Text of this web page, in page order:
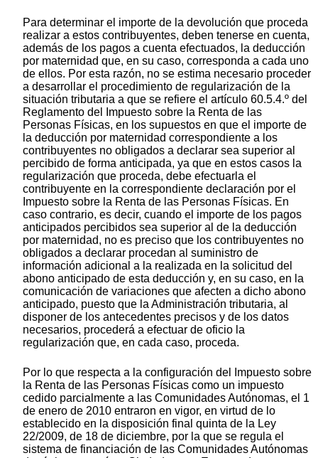
Para determinar el importe de la devolución que proceda
realizar a estos contribuyentes, deben tenerse en cuenta,
además de los pagos a cuenta efectuados, la deducción
por maternidad que, en su caso, corresponda a cada uno
de ellos. Por esta razón, no se estima necesario proceder
a desarrollar el procedimiento de regularización de la
situación tributaria a que se refiere el artículo 60.5.4.º del
Reglamento del Impuesto sobre la Renta de las
Personas Físicas, en los supuestos en que el importe de
la deducción por maternidad correspondiente a los
contribuyentes no obligados a declarar sea superior al
percibido de forma anticipada, ya que en estos casos la
regularización que proceda, debe efectuarla el
contribuyente en la correspondiente declaración por el
Impuesto sobre la Renta de las Personas Físicas. En
caso contrario, es decir, cuando el importe de los pagos
anticipados percibidos sea superior al de la deducción
por maternidad, no es preciso que los contribuyentes no
obligados a declarar procedan al suministro de
información adicional a la realizada en la solicitud del
abono anticipado de esta deducción y, en su caso, en la
comunicación de variaciones que afecten a dicho abono
anticipado, puesto que la Administración tributaria, al
disponer de los antecedentes precisos y de los datos
necesarios, procederá a efectuar de oficio la
regularización que, en cada caso, proceda.
Por lo que respecta a la configuración del Impuesto sobre
la Renta de las Personas Físicas como un impuesto
cedido parcialmente a las Comunidades Autónomas, el 1
de enero de 2010 entraron en vigor, en virtud de lo
establecido en la disposición final quinta de la Ley
22/2009, de 18 de diciembre, por la que se regula el
sistema de financiación de las Comunidades Autónomas